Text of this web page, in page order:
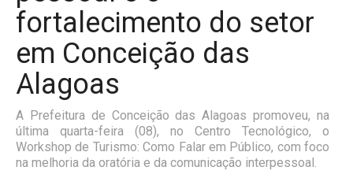
fortalecimento do setor
em Conceição das
Alagoas
A Prefeitura de Conceição das Alagoas promoveu, na
última quarta-feira (08), no Centro Tecnológico, o
Workshop de Turismo: Como Falar em Público, com foco
na melhoria da oratória e da comunicação interpessoal.